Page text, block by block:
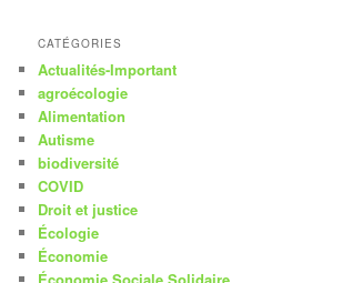
CATÉGORIES
Actualités-Important
agroécologie
Alimentation
Autisme
biodiversité
COVID
Droit et justice
Écologie
Économie